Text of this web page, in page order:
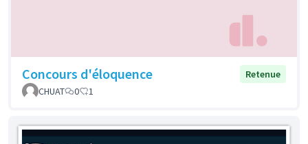
Concours d'éloquence
Retenue
CHUAT
0 1